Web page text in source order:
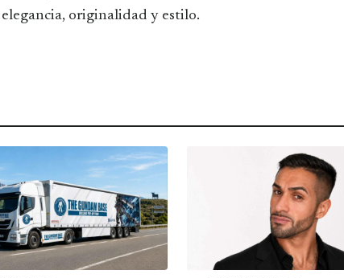
originalidad y estilo.